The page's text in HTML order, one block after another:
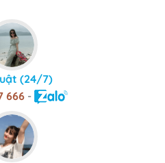
(24/7)
666-